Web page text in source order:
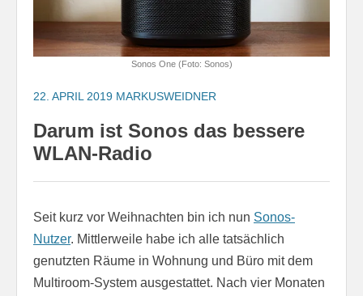
Sonos One (Foto: Sonos)
22. APRIL 2019 MARKUSWEIDNER
Darum ist Sonos das bessere
WLAN-Radio
Seit kurz vor Weihnachten bin ich nun Sonos-
Nutzer. Mittlerweile habe ich alle tatsächlich
genutzten Räume in Wohnung und Büro mit dem
Multiroom-System ausgestattet. Nach vier Monaten